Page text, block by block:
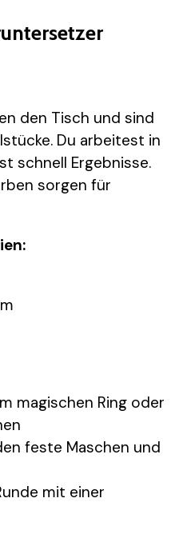
den Tisch und sind
Du arbeitest in
schnell Ergebnisse.
sorgen für
magischen Ring oder
feste Maschen und
mit einer